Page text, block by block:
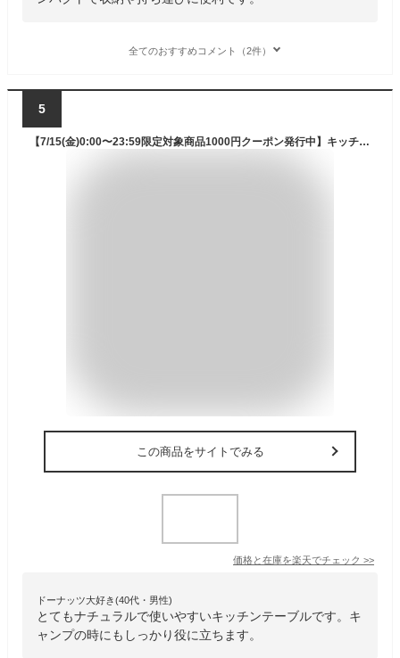
全てのおすすめコメント（2件）
5
【7/15(金)0:00〜23:59限定対象商品1000円クーポン発行中】キッチンテーブル アカシア キッチンラック VP160404I01 ビジョンピークス VISIONPEAKS
この商品をサイトでみる
価格と在庫を楽天でチェック >>
ドーナッツ大好き(40代・男性)
とてもナチュラルで使いやすいキッチンテーブルです。キ
ャンプの時にもしっかり役に立ちます。